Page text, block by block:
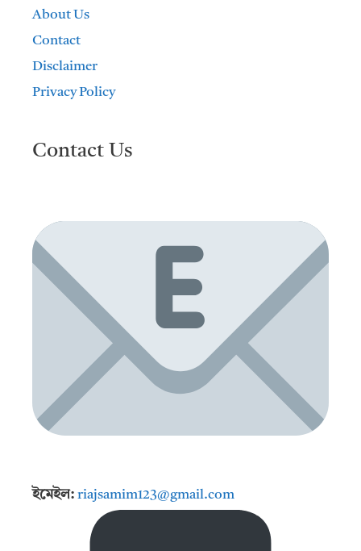
About Us
Contact
Disclaimer
Privacy Policy
Contact Us
ইমেইল: riajsamim123@gmail.com